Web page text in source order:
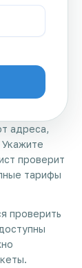
адреса,
проверит
тарифы
проверить